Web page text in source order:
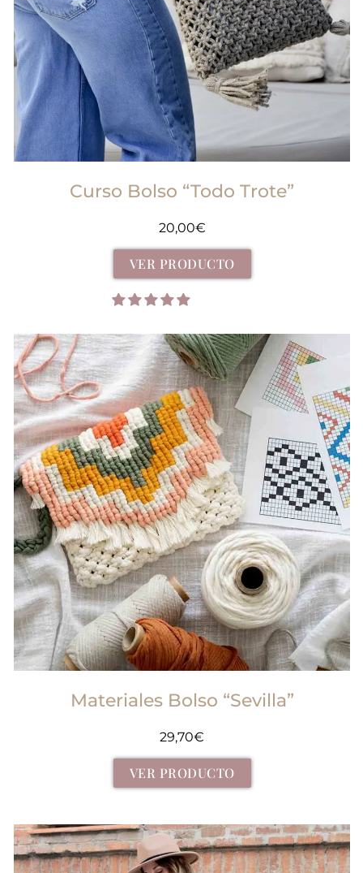
Curso Bolso “Todo Trote”
20,00€
VER PRODUCTO
Materiales Bolso “Sevilla”
29,70€
VER PRODUCTO